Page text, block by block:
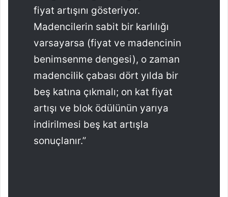
fiyat artışını gösteriyor.
Madencilerin sabit bir karlılığı
varsayarsa (fiyat ve madencinin
benimsenme dengesi), o zaman
madencilik çabası dört yılda bir
beş katına çıkmalı; on kat fiyat
artışı ve blok ödülünün yarıya
indirilmesi beş kat artışla
sonuçlanır.”